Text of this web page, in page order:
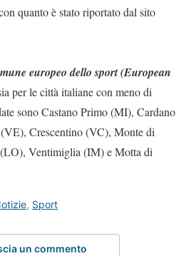
quanto è stato riportato dal sito
europeo dello sport (European
per le città italiane con meno di
sono Castano Primo (MI), Cardano
Crescentino (VC), Monte di
Ventimiglia (IM) e Motta di
, Sport
un commento